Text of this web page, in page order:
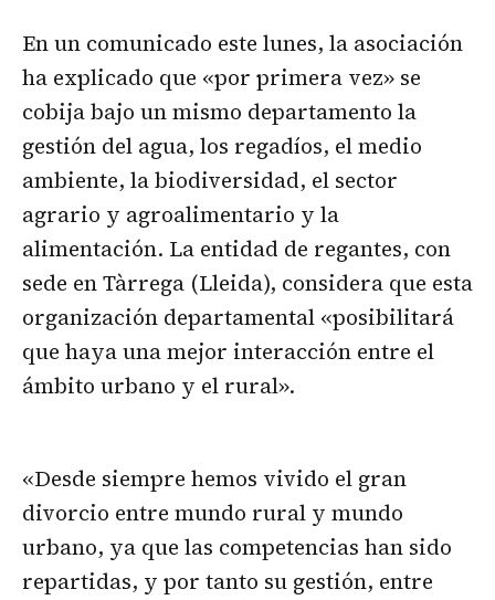
En un comunicado este lunes, la asociación
ha explicado que «por primera vez» se
cobija bajo un mismo departamento la
gestión del agua, los regadíos, el medio
ambiente, la biodiversidad, el sector
agrario y agroalimentario y la
alimentación. La entidad de regantes, con
sede en Tàrrega (Lleida), considera que esta
organización departamental «posibilitará
que haya una mejor interacción entre el
ámbito urbano y el rural».
«Desde siempre hemos vivido el gran
divorcio entre mundo rural y mundo
urbano, ya que las competencias han sido
repartidas, y por tanto su gestión, entre